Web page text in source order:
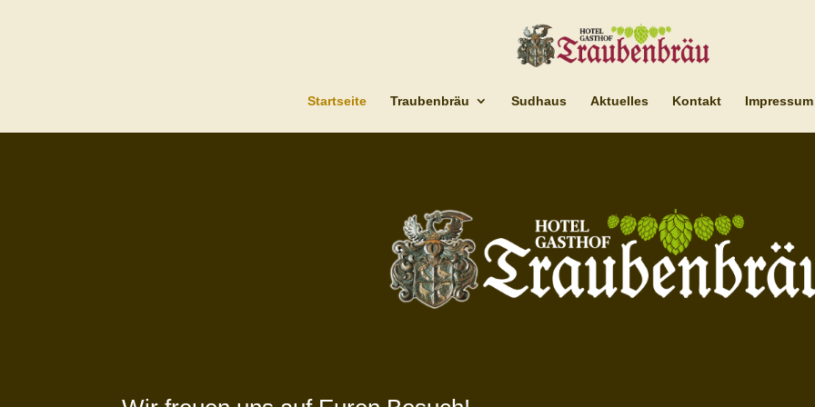
Startseite Traubenbräu Sudhaus Aktuelles Kontakt Impressum